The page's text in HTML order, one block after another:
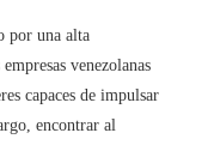
por una alta
venezolanas
capaces de impulsar
encontrar al